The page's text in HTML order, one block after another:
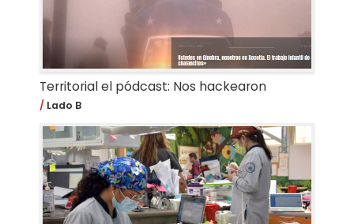
Territorial el pódcast: Nos hackearon
Lado B